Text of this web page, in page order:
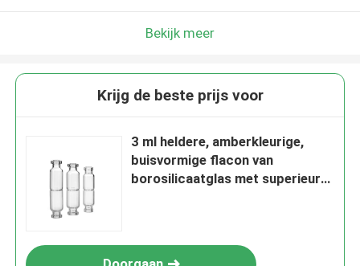
Bekijk meer
Krijg de beste prijs voor
3 ml heldere, amberkleurige,
buisvormige flacon van
borosilicaatglas met superieure